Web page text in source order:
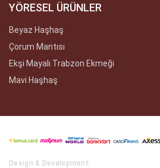
YÖRESEL ÜRÜNLER
Beyaz Haşhaş
Çorum Mantısı
Ekşi Mayalı Trabzon Ekmeği
Mavi Haşhaş
Design & Development